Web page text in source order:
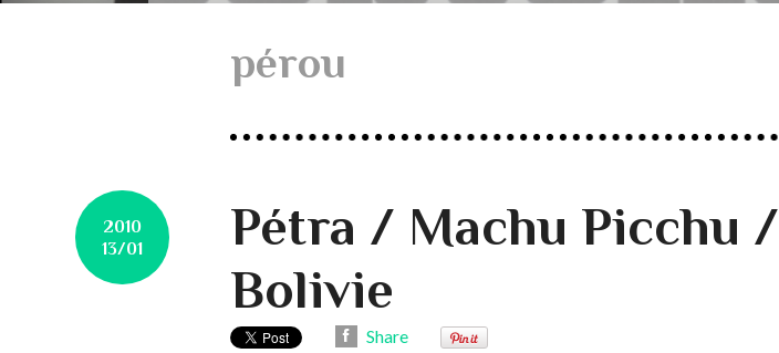
pérou
2010
13/01
Pétra / Machu Picchu /
Bolivie
Share